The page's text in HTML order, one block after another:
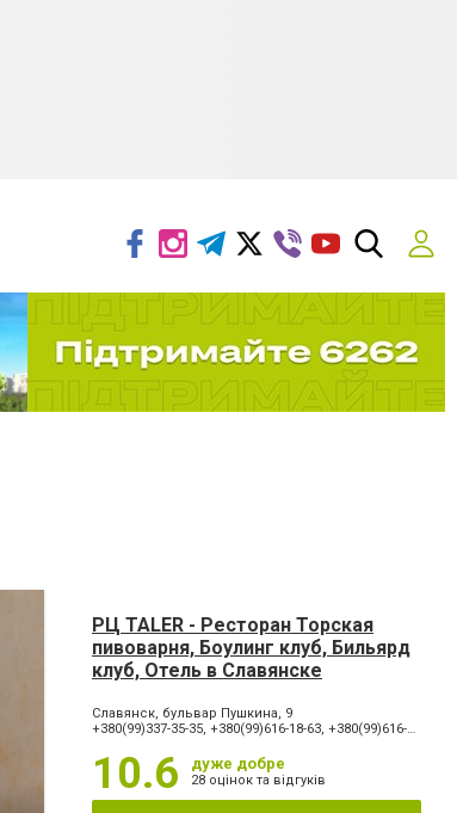
РЦ TALER - Ресторан Торская
пивоварня, Боулинг клуб, Бильярд
клуб, Отель в Славянске
Славянск, бульвар Пушкина, 9
+380(99)337-35-35, +380(99)616-18-63, +380(99)616-18-66, +380(99)334-42-42, +380(66)065-60-90
10.6 дуже добре
28 оцінок та відгуків